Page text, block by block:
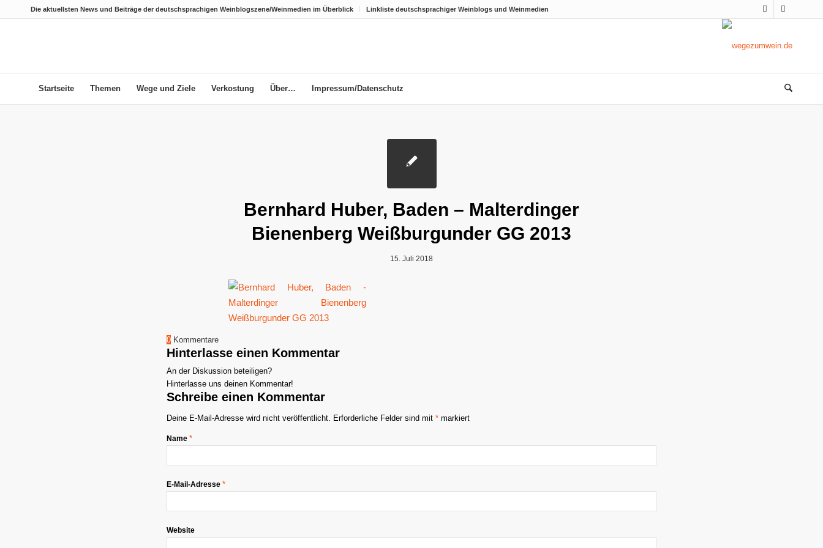
Die aktuellsten News und Beiträge der deutschsprachigen Weinblogszene/Weinmedien im Überblick Linkliste deutschsprachiger Weinblogs und Weinmedien
Startseite Themen Wege und Ziele Verkostung Über… Impressum/Datenschutz
Bernhard Huber, Baden – Malterdinger
Bienenberg Weißburgunder GG 2013
15. Juli 2018
0 Kommentare
Hinterlasse einen Kommentar
An der Diskussion beteiligen?
Hinterlasse uns deinen Kommentar!
Schreibe einen Kommentar
Deine E-Mail-Adresse wird nicht veröffentlicht. Erforderliche Felder sind mit * markiert
Name *
E-Mail-Adresse *
Website